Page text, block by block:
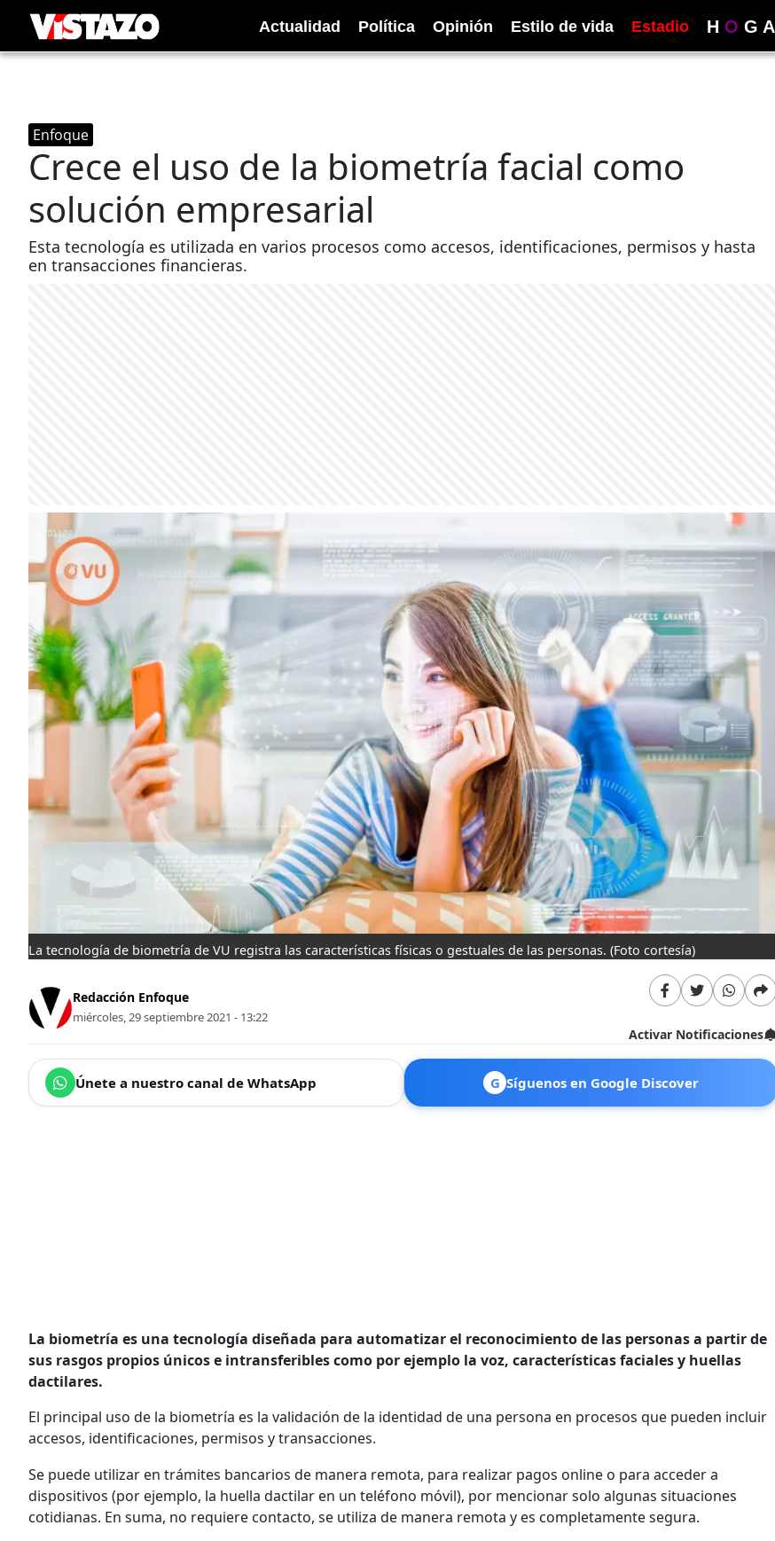
Actualidad Política Opinión Estilo de vida Estadio H O G A
Enfoque
Crece el uso de la biometría facial como
solución empresarial
Esta tecnología es utilizada en varios procesos como accesos, identificaciones, permisos y hasta
en transacciones financieras.
La tecnología de biometría de VU registra las características físicas o gestuales de las personas. (Foto cortesía)
Redacción Enfoque
miércoles, 29 septiembre 2021 - 13:22
Activar Notificaciones
Únete a nuestro canal de WhatsApp G Síguenos en Google Discover
La biometría es una tecnología diseñada para automatizar el reconocimiento de las personas a partir de
sus rasgos propios únicos e intransferibles como por ejemplo la voz, características faciales y huellas
dactilares.
El principal uso de la biometría es la validación de la identidad de una persona en procesos que pueden incluir
accesos, identificaciones, permisos y transacciones.
Se puede utilizar en trámites bancarios de manera remota, para realizar pagos online o para acceder a
dispositivos (por ejemplo, la huella dactilar en un teléfono móvil), por mencionar solo algunas situaciones
cotidianas. En suma, no requiere contacto, se utiliza de manera remota y es completamente segura.